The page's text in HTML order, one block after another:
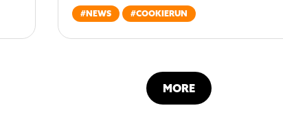
#NEWS #COOKIERUN
MORE